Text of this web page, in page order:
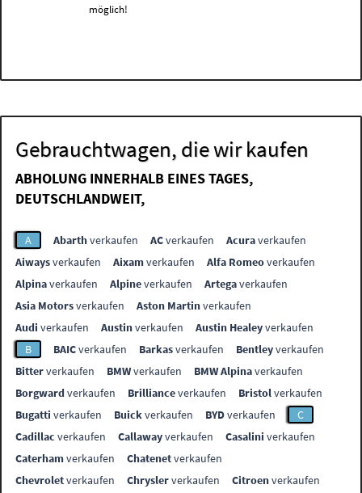
möglich!
Gebrauchtwagen, die wir kaufen
ABHOLUNG INNERHALB EINES TAGES,
DEUTSCHLANDWEIT,
A Abarthverkaufen ACverkaufen Acuraverkaufen
Aiwaysverkaufen Aixamverkaufen Alfa Romeoverkaufen
Alpinaverkaufen Alpineverkaufen Artegaverkaufen
Asia Motorsverkaufen Aston Martinverkaufen
Audi verkaufen Austinverkaufen Austin Healeyverkaufen
B
BAICverkaufen Barkasverkaufen Bentleyverkaufen
Bitterverkaufen BMWverkaufen BMW Alpinaverkaufen
Borgwardverkaufen Brillianceverkaufen Bristolverkaufen
Bugatti verkaufen Buickverkaufen BYDverkaufen
C
Cadillac verkaufen Callawayverkaufen Casalini verkaufen
Caterhamverkaufen Chatenetverkaufen
Chevroletverkaufen Chryslerverkaufen Citroenverkaufen